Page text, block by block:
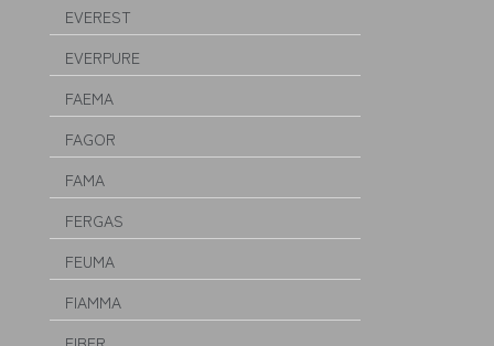
EVEREST
EVERPURE
FAEMA
FAGOR
FAMA
FERGAS
FEUMA
FIAMMA